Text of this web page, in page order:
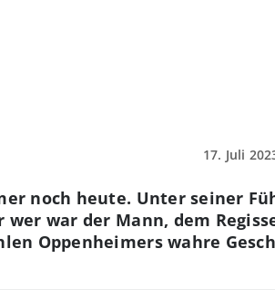
17. Juli
noch heute. Unter seiner
war der Mann, dem
Oppenheimers wahre